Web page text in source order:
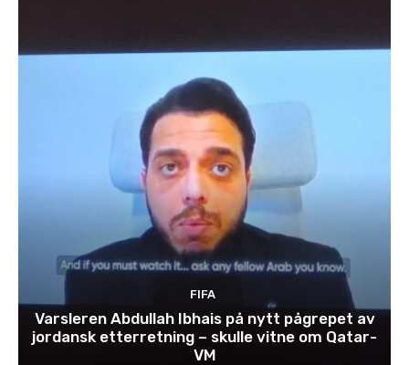
FIFA
Varsleren Abdullah Ibhais på nytt pågrepet av
jordansk etterretning – skulle vitne om Qatar-
VM